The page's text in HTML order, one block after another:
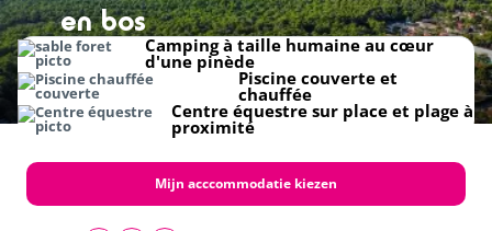
en bos
Camping à taille humaine au cœur
d'une pinède
Piscine couverte et
chauffée
Centre équestre sur place et plage à
proximité
Mijn acccommodatie kiezen